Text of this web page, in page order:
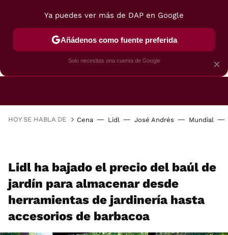
FREIDORAS DE AIRE GUÍAS DE
HOY SE HABLA DE Cena Lidl José Andrés Mundial
Lidl ha bajado el precio del baúl de
jardín para almacenar desde
herramientas de jardinería hasta
accesorios de barbacoa
×
Ya puedes ver más de DAP en Google
Añádenos como fuente preferida
Solo necesitas una cuenta de Google